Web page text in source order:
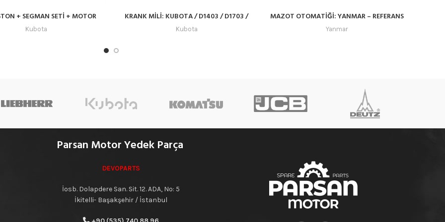
+ SEGMAN SETİ + MOTOR
) : KUBOTA / Z482 / D722 – 16851-
21110-K
Kubota
KRANK MİLİ: KUBOTA / D1403 / D1703 /
REFERANS NO: 16414-23013
Kubota
MAZOT OTOMATİĞİ: YANMAR – REFERANS
NO: 119225-52102
Yanmar
Parsan Motor Yedek Parça
DEVOPARTS
İosb. Dolapdere San. Sit. 12. ADA, No: 5
İkitelli- Başakşehir / İstanbul